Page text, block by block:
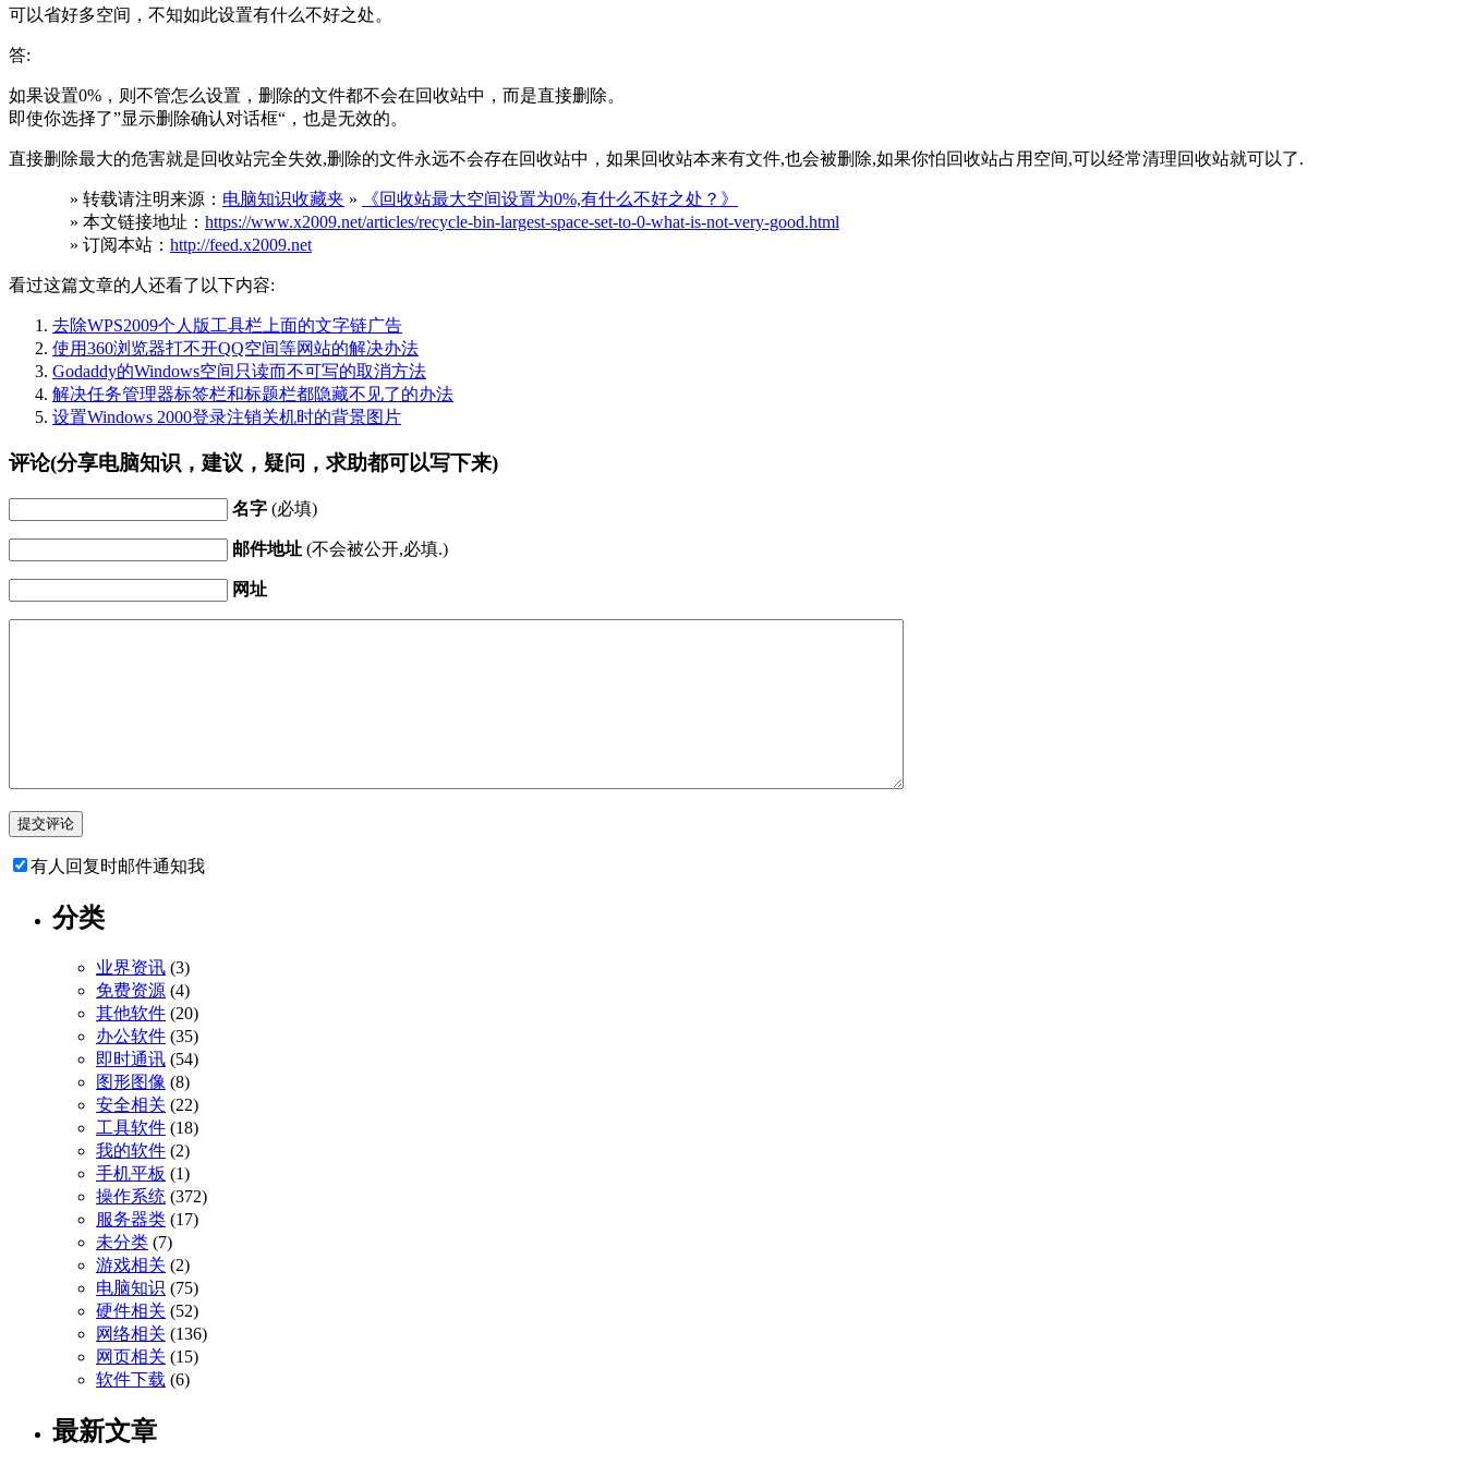
可以省好多空间，不知如此设置有什么不好之处。
答:
如果设置0%，则不管怎么设置，删除的文件都不会在回收站中，而是直接删除。
即使你选择了”显示删除确认对话框“，也是无效的。
直接删除最大的危害就是回收站完全失效,删除的文件永远不会存在回收站中，如果回收站本来有文件,也会被删除,如果你怕回收站占用空间,可以经常清理回收站就可以了.
» 转载请注明来源： 电脑知识收藏夹 »
《回收站最大空间设置为0%,有什么不好之处？》
» 本文链接地址： https://www.x2009.net/articles/recycle-bin-largest-space-set-to-0-what-is-not-very-good.html
» 订阅本站： http://feed.x2009.net
看过这篇文章的人还看了以下内容:
去除WPS2009个人版工具栏上面的文字链广告
使用360浏览器打不开QQ空间等网站的解决办法
Godaddy的Windows空间只读而不可写的取消方法
解决任务管理器标签栏和标题栏都隐藏不见了的办法
设置Windows 2000登录注销关机时的背景图片
评论(分享电脑知识，建议，疑问，求助都可以写下来)
名字 (必填)
邮件地址 (不会被公开,必填.)
网址
有人回复时邮件通知我
分类
业界资讯 (3)
免费资源 (4)
其他软件 (20)
办公软件 (35)
即时通讯 (54)
图形图像 (8)
安全相关 (22)
工具软件 (18)
我的软件 (2)
手机平板 (1)
操作系统 (372)
服务器类 (17)
未分类 (7)
游戏相关 (2)
电脑知识 (75)
硬件相关 (52)
网络相关 (136)
网页相关 (15)
软件下载 (6)
最新文章